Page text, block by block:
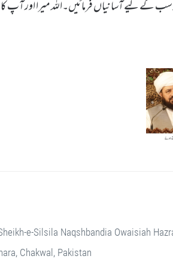
سب کے لیے آسانیاں فرمائیں۔اللہ میرا اور آپ
e-Silsila Naqshbandia Owaisiah
Chakwal, Pakistan